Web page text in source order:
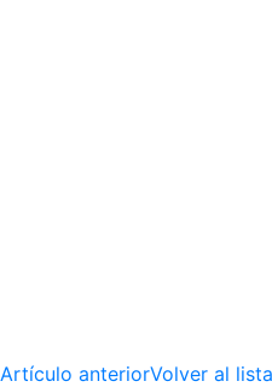
Artículo anteriorVolver al